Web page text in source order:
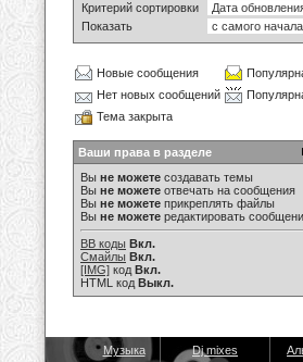
Критерий сортировки
Показать
Новые сообщения
Нет новых сообщений
Тема закрыта
Ваши права в разделе
Вы не можете создавать темы
Вы не можете отвечать на сообщения
Вы не можете прикреплять файлы
Вы не можете редактировать
BB коды Вкл.
Смайлы Вкл.
[IMG] код Вкл.
HTML код Выкл.
Музыка Dj mixes